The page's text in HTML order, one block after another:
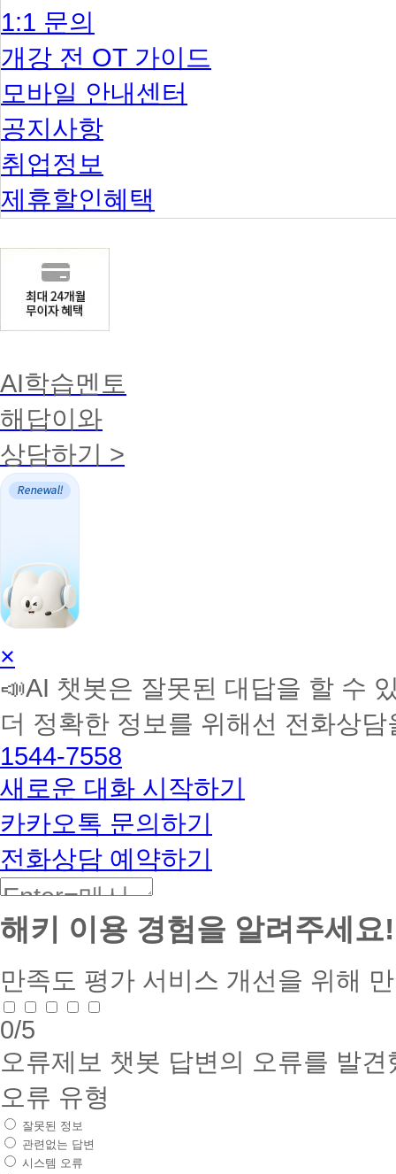
1:1 문의
개강 전 OT 가이드
모바일 안내센터
공지사항
취업정보
제휴할인혜택
AI학습멘토
해답이와
상담하기 >
AI
학
습
토
커
BETA
×
📣AI 챗봇은 잘못된 대답을 할 수
더 정확한 정보를 위해선 전화상
1544-7558
새로운 대화 시작하기
카카오톡 문의하기
전화상담 예약하기
해키 이용 경험을 알려주세요!
만족도 평가 서비스 개선을 위해
0/5
오류제보 챗봇 답변의 오류를 발
오류 유형
잘못된 정보
관련없는 답변
시스템 오류